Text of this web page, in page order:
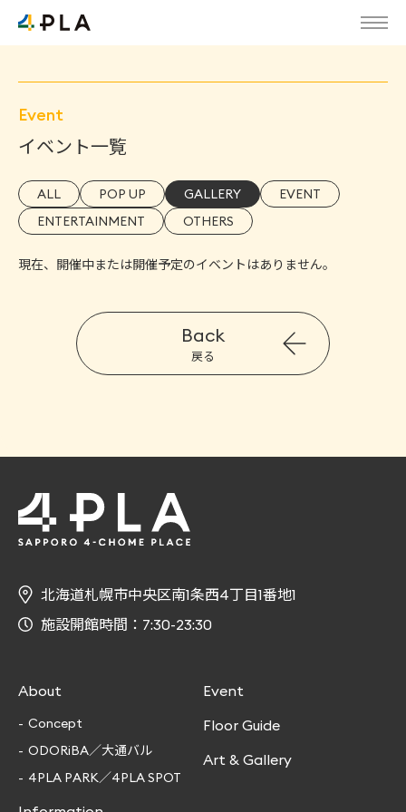
Event
イベント一覧
ALL POP UP GALLERY
EVENT
ENTERTAINMENT
OTHERS
現在、開催中または開催予定のイベントはありません。
Back
戻る
About
Concept
ODORiBA／大通バル
4PLA PARK／4PLA SPOT
Event
Floor Guide
Art & Gallery
北海道札幌市中央区南1条西4丁目1番地1
施設開館時間：7:30-23:30